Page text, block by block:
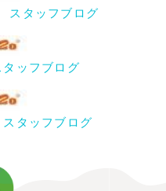
スタッフブログ
ッフブログ
タッフブログ